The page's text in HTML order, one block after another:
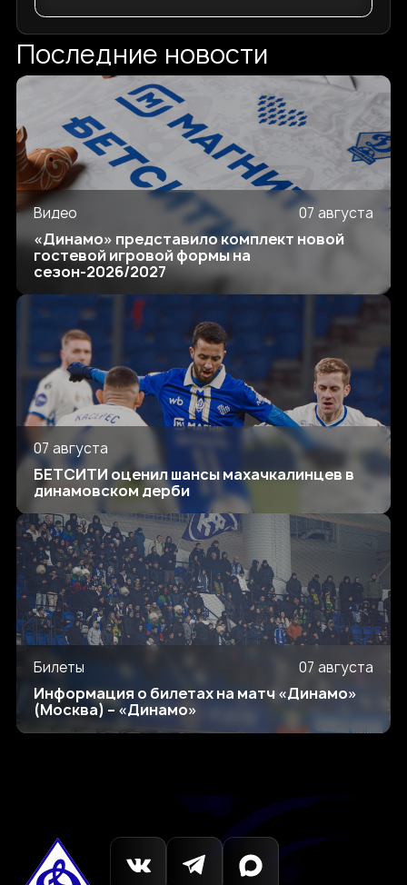
Последние новости
Видео 07 августа
«Динамо» представило комплект новой
гостевой игровой формы на
сезон-2026/2027
07 августа
БЕТСИТИ оценил шансы махачкалинцев в
динамовском дерби
Билеты 07 августа
Информация о билетах на матч «Динамо»
(Москва) – «Динамо»